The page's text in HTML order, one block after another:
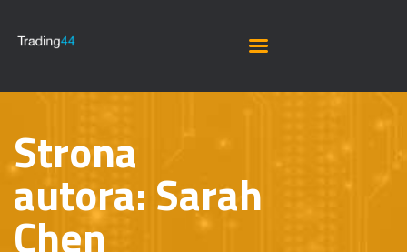
Strona
autora: Sarah
Chen